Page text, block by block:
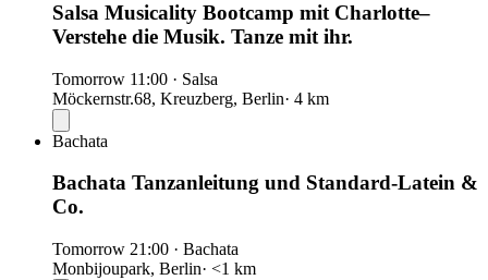
Salsa Musicality Bootcamp mit Charlotte–
Verstehe die Musik. Tanze mit ihr.
Tomorrow 11:00 · Salsa
Möckernstr.68, Kreuzberg, Berlin· 4 km
Bachata
Bachata Tanzanleitung und Standard-Latein &
Co.
Tomorrow 21:00 · Bachata
Monbijoupark, Berlin· <1 km